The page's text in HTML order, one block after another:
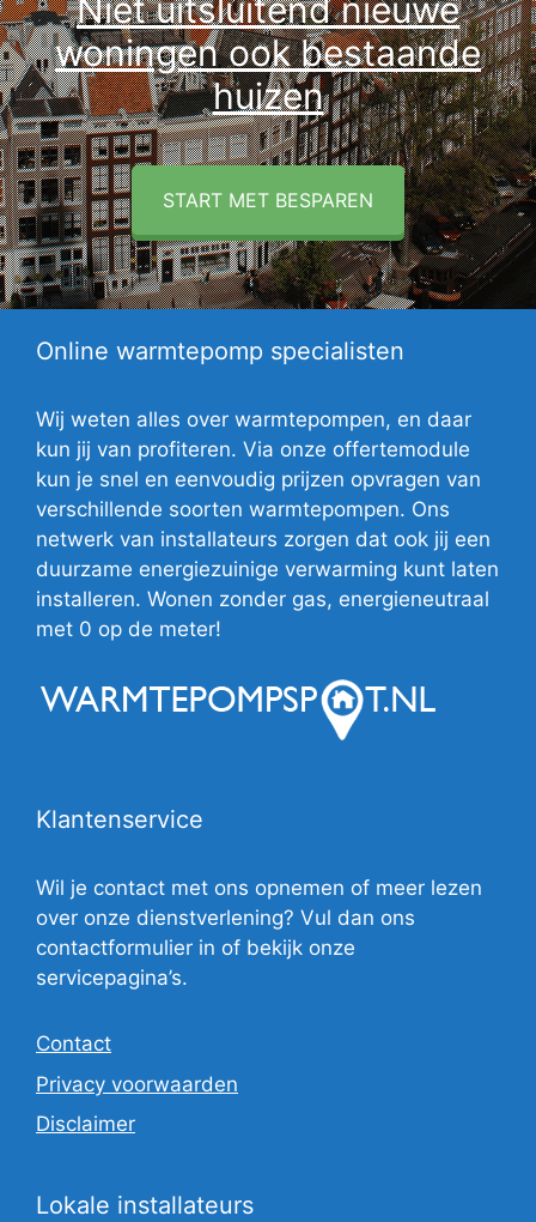
Niet uitsluitend nieuwe
woningen ook bestaande
huizen
START MET BESPAREN
Online warmtepomp specialisten
Wij weten alles over warmtepompen, en daar
kun jij van profiteren. Via onze offertemodule
kun je snel en eenvoudig prijzen opvragen van
verschillende soorten warmtepompen. Ons
netwerk van installateurs zorgen dat ook jij een
duurzame energiezuinige verwarming kunt laten
installeren. Wonen zonder gas, energieneutraal
met 0 op de meter!
Klantenservice
Wil je contact met ons opnemen of meer lezen
over onze dienstverlening? Vul dan ons
contactformulier in of bekijk onze
servicepagina’s.
Contact
Privacy voorwaarden
Disclaimer
Lokale installateurs